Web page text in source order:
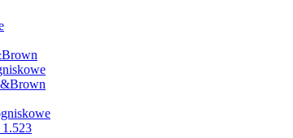
1.523